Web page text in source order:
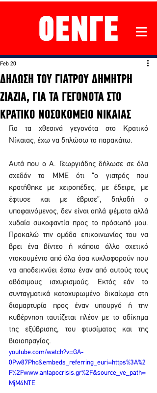
ΔΗΛΩΣΗ ΤΟΥ ΓΙΑΤΡΟΥ ΔΗΜΗΤΡΗ
ΖΙΑΖΙΑ, ΓΙΑ ΤΑ ΓΕΓΟΝΟΤΑ ΣΤΟ
ΚΡΑΤΙΚΟ ΝΟΣΟΚΟΜΕΙΟ ΝΙΚΑΙΑΣ
Feb 20
Για τα χθεσινά γεγονότα στο Κρατικό
Νίκαιας, έχω να δηλώσω τα παρακάτω.
Αυτά που ο Α. Γεωργιάδης δήλωσε σε όλα
σχεδόν τα ΜΜΕ ότι “ο γιατρός που
κρατήθηκε με χειροπέδες, με έδειρε, με
έφτυσε και με έβρισε”, δηλαδή ο
υποφαινόμενος, δεν είναι απλά ψέματα αλλά
χυδαία συκοφαντία προς το πρόσωπό μου.
Προκαλώ την ομάδα επικοινωνίας του να
βρει ένα βίντεο ή κάποιο άλλο σχετικό
ντοκουμέντο από όλα όσα κυκλοφορούν που
να αποδεικνύει έστω έναν από αυτούς τους
αβάσιμους ισχυρισμούς. Εκτός εάν το
συνταγματικά κατοχυρωμένο δικαίωμα στη
διαμαρτυρία προς έναν υπουργό ή την
κυβέρνηση ταυτίζεται πλέον με το αδίκημα
της εξύβρισης, του φτυσίματος και της
βιαιοπραγίας.
youtube.com/watch?v=GA-
0Pw87Phc&embeds_referring_euri=https%3A%2
F%2Fwww.antapocrisis.gr%2F&source_ve_path=
MjM4NTE